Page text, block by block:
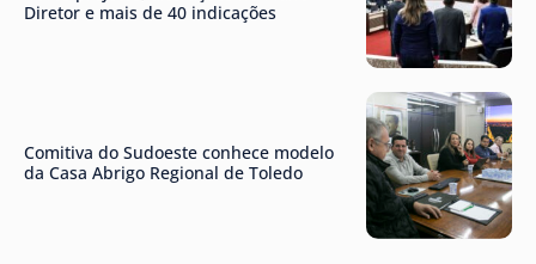
Diretor e mais de 40 indicações
Comitiva do Sudoeste conhece modelo
da Casa Abrigo Regional de Toledo